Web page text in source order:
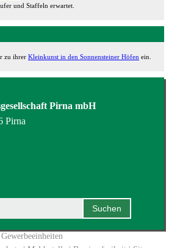
und Staffeln erwartet.
zu ihrer Kleinkunst in den Sonnensteiner Höfen ein.
Pirna mbH
Pirna